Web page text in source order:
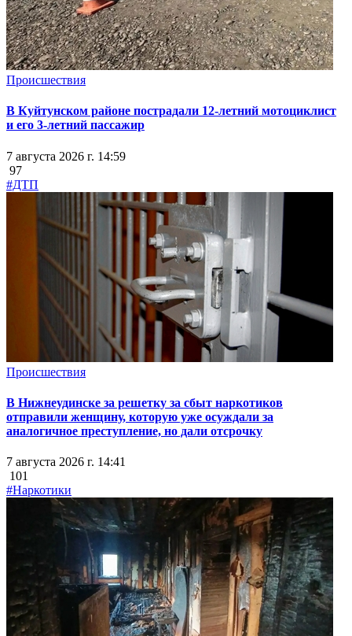
Происшествия
В Куйтунском районе пострадали 12-летний мотоциклист
и его 3-летний пассажир
7 августа 2026 г. 14:59
97
#ДТП
Происшествия
В Нижнеудинске за решетку за сбыт наркотиков
отправили женщину, которую уже осуждали за
аналогичное преступление, но дали отсрочку
7 августа 2026 г. 14:41
101
#Наркотики